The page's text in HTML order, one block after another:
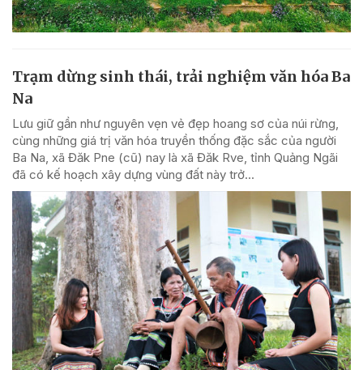
Trạm dừng sinh thái, trải nghiệm văn hóa Ba
Na
Lưu giữ gần như nguyên vẹn vẻ đẹp hoang sơ của núi rừng,
cùng những giá trị văn hóa truyền thống đặc sắc của người
Ba Na, xã Đăk Pne (cũ) nay là xã Đăk Rve, tỉnh Quảng Ngãi
đã có kế hoạch xây dựng vùng đất này trở...